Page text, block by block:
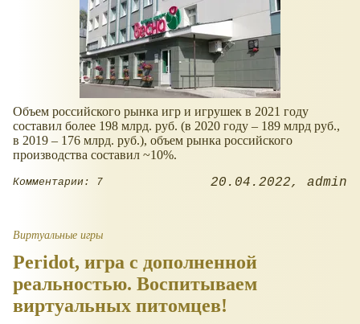
Объем российского рынка игр и игрушек в 2021 году
составил более 198 млрд. руб. (в 2020 году – 189 млрд руб.,
в 2019 – 176 млрд. руб.), объем рынка российского
производства составил ~10%.
Комментарии: 7 20.04.2022 admin
Виртуальные игры
Peridot, игра с дополненной
реальностью. Воспитываем
виртуальных питомцев!